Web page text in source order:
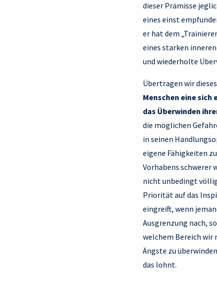
dieser Prämisse
eines einst
er hat dem
eines starken
und wiederholte
Übertragen wir
Menschen eine
das Überwinden
die möglichen
in seinen
eigene Fähigkeiten
Vorhabens schwerer
nicht unbedingt
Priorität auf das
eingreift, wenn
Ausgrenzung nach,
welchem Bereich wir
Ängste zu
das lohnt.